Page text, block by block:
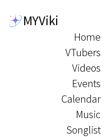
MYViki
Home
VTubers
Videos
Events
Calendar
Music
Songlist